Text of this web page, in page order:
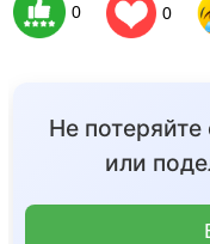
0 0
Не
или